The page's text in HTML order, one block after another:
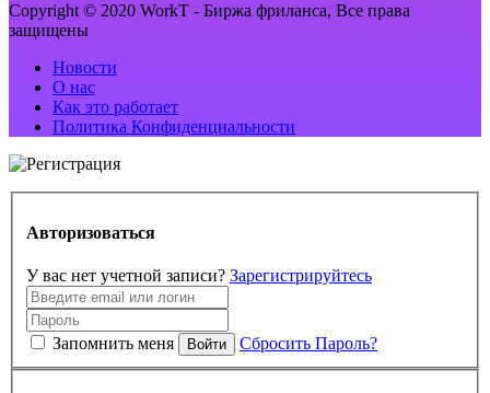
Copyright © 2020 WorkT - Биржа фриланса, Все права
защищены
Новости
О нас
Как это работает
Политика Конфиденциальности
Авторизоваться
У вас нет учетной записи? Зарегистрируйтесь
Запомнить меня Войти Сбросить Пароль?